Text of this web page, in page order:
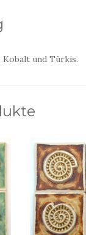
Kobalt und Türkis.